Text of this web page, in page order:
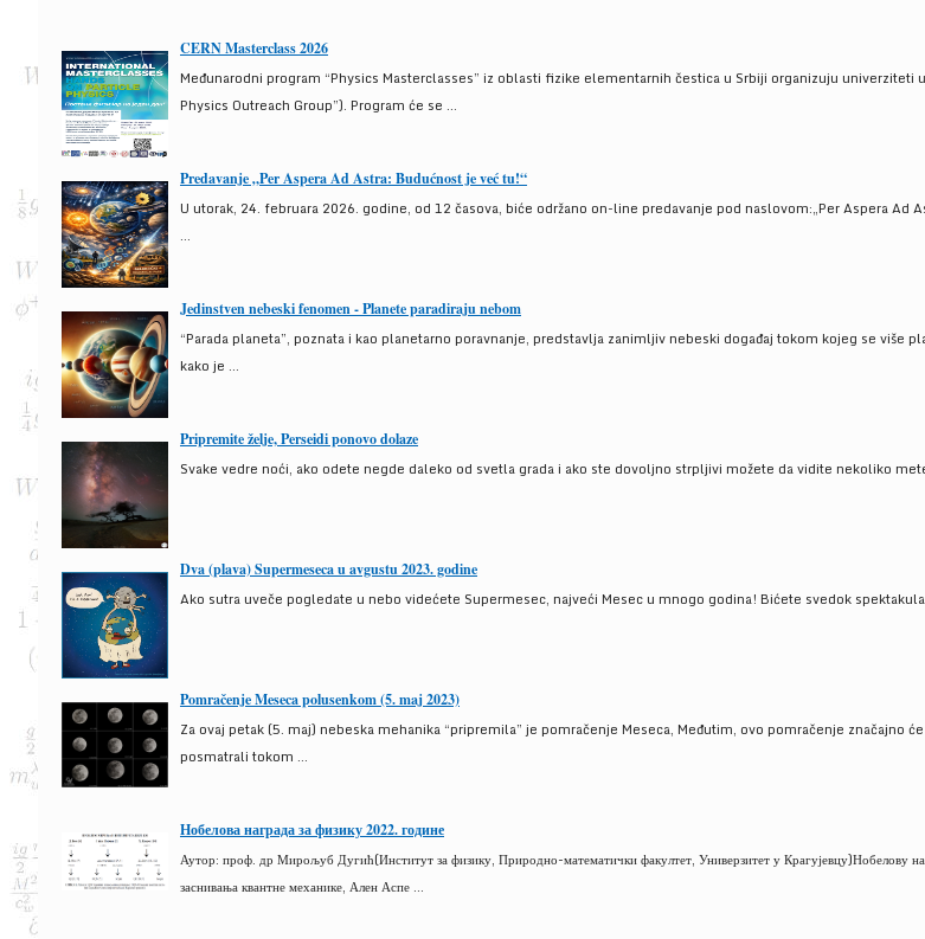
CERN Masterclass 2026
Međunarodni program “Physics Masterclasses” iz oblasti fizike elementarnih čestica u Srbiji organizuju univerziteti
Physics Outreach Group”). Program će se ...
Predavanje „Per Aspera Ad Astra: Budućnost je već tu!“
U utorak, 24. februara 2026. godine, od 12 časova, biće održano on-line predavanje pod naslovom:„Per Aspera
...
Jedinstven nebeski fenomen - Planete paradiraju nebom
“Parada planeta”, poznata i kao planetarno poravnanje, predstavlja zanimljiv nebeski događaj tokom kojeg se
kako je ...
Pripremite želje, Perseidi ponovo dolaze
Svake vedre noći, ako odete negde daleko od svetla grada i ako ste dovoljno strpljivi možete da vidite nekoliko
Dva (plava) Supermeseca u avgustu 2023. godine
Ako sutra uveče pogledate u nebo videćete Supermesec, najveći Mesec u mnogo godina! Bićete svedok
Pomračenje Meseca polusenkom (5. maj 2023)
Za ovaj petak (5. maj) nebeska mehanika “pripremila” je pomračenje Meseca, Međutim, ovo pomračenje
posmatrali tokom ...
Нобелова награда за физику 2022. године
Аутор: проф. др Мирољуб Дугић(Институт за физику, Природно-математички факултет, Универзитет у Крагујевцу)Нобелову
заснивања квантне механике, Ален Аспе ...